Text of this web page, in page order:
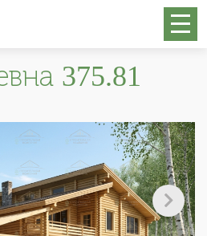
375.81